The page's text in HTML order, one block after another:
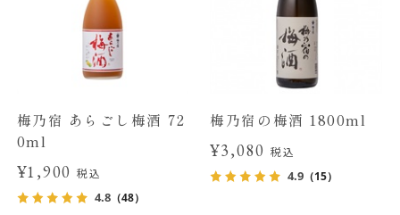
梅乃宿 あらごし梅酒 72
0ml
¥1,900税込
4.8（48）
梅乃宿の梅酒 1800ml
¥3,080 税込
4.9 （15）